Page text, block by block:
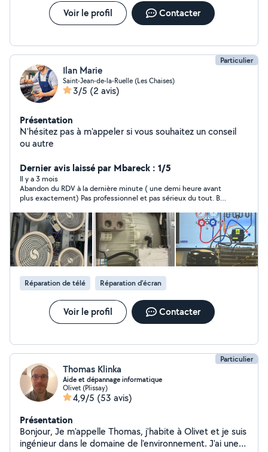
Voir le profil Contacter
Particulier
Ilan Marie
Saint-Jean-de-la-Ruelle (Les Chaises)
3/5 (2 avis)
Présentation
N'hésitez pas à m'appeler si vous souhaitez un conseil
ou autre
Dernier avis laissé par Mbareck : 1/5
Il y a 3 mois
Abandon du RDV à la dernière minute ( une demi heure avant
plus exactement) Pas professionnel et pas sérieux du tout. Bof
Réparation de télé Réparation d'écran
Voir le profil Contacter
Particulier
Thomas Klinka
Aide et dépannage informatique
Olivet (Plissay)
4,9/5 (53 avis)
Présentation
Bonjour, Je m'appelle Thomas, j'habite à Olivet et je suis
ingénieur dans le domaine de l'environnement. J'ai une